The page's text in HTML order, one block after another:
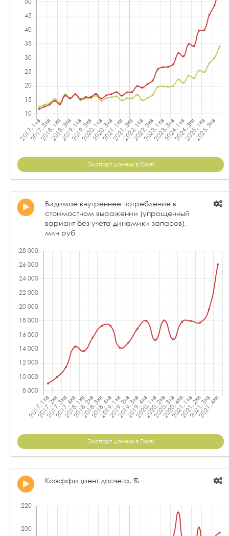
Экспорт данных в Excel
Видимое внутреннее потребление в
стоимостном выражении (упрощенный
вариант без учета динамики запасов),
млн руб
Экспорт данных в Excel
Коэффициент досчета, %